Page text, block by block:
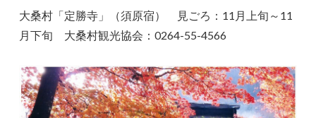
大桑村「定勝寺」（須原宿） 見ごろ：11月上旬～11
月下旬 大桑村観光協会：0264-55-4566